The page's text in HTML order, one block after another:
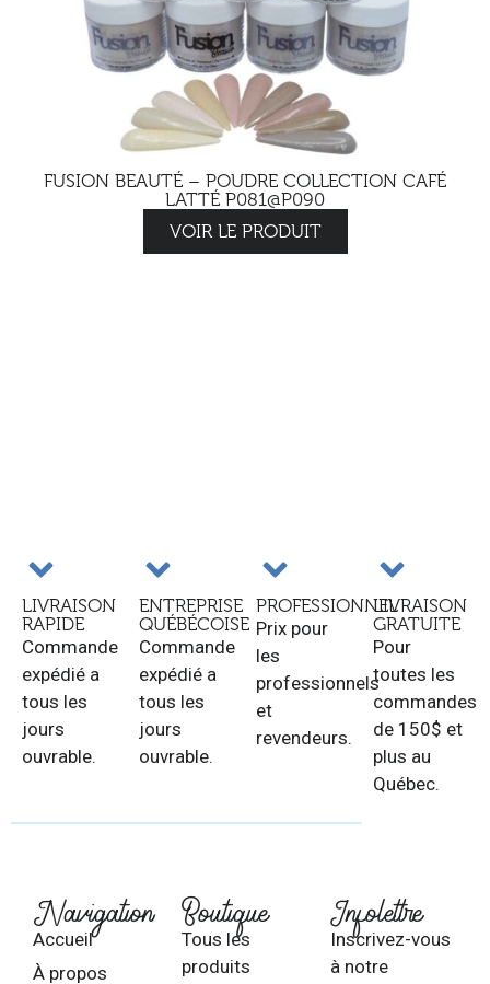
FUSION BEAUTÉ – POUDRE COLLECTION CAFÉ
LATTÉ P081@P090
VOIR LE PRODUIT
LIVRAISON
RAPIDE
Commande
expédié a
tous les
jours
ouvrable.
ENTREPRISE
QUÉBÉCOISE
Commande
expédié a
tous les
jours
ouvrable.
PROFESSIONNEL
Prix pour
les
professionnels
et
revendeurs.
LIVRAISON
GRATUITE
Pour
toutes les
commandes
de 150$ et
plus au
Québec.
Navigation
Accueil
À propos
Boutique
Tous les
produits
Infolettre
Inscrivez-vous
à notre